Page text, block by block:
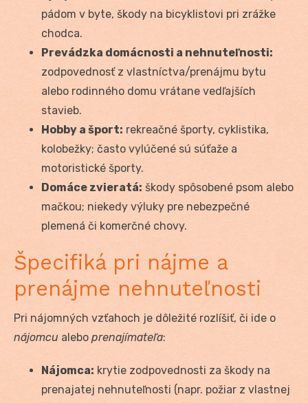
pádom v byte, škody na bicyklistovi pri zrážke
chodca.
Prevádzka domácnosti a nehnuteľnosti:
zodpovednosť z vlastníctva/prenájmu bytu
alebo rodinného domu vrátane vedľajších
stavieb.
Hobby a šport: rekreačné športy, cyklistika,
kolobežky; často vylúčené sú súťaže a
motoristické športy.
Domáce zvieratá: škody spôsobené psom alebo
mačkou; niekedy výluky pre nebezpečné
plemená či komerčné chovy.
Špecifiká pri nájme a
prenájme nehnuteľnosti
Pri nájomných vzťahoch je dôležité rozlíšiť, či ide o
nájomcu alebo prenajímateľa:
Nájomca: krytie zodpovednosti za škody na
prenajatej nehnuteľnosti (napr. požiar z vlastnej